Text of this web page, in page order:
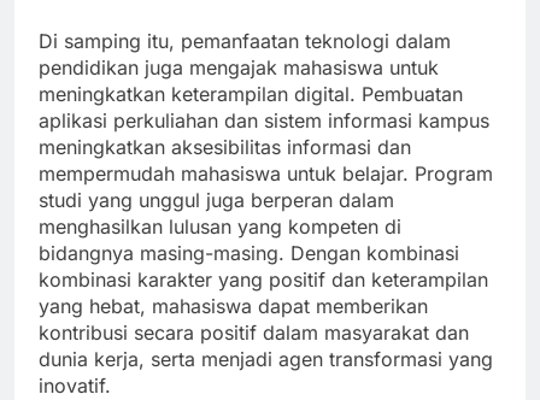
Di samping itu, pemanfaatan teknologi dalam
pendidikan juga mengajak mahasiswa untuk
meningkatkan keterampilan digital. Pembuatan
aplikasi perkuliahan dan sistem informasi kampus
meningkatkan aksesibilitas informasi dan
mempermudah mahasiswa untuk belajar. Program
studi yang unggul juga berperan dalam
menghasilkan lulusan yang kompeten di
bidangnya masing-masing. Dengan kombinasi
kombinasi karakter yang positif dan keterampilan
yang hebat, mahasiswa dapat memberikan
kontribusi secara positif dalam masyarakat dan
dunia kerja, serta menjadi agen transformasi yang
inovatif.